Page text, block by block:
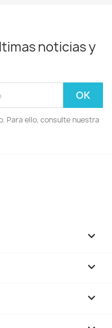
noticias y
Para ello, consulte nuestra


